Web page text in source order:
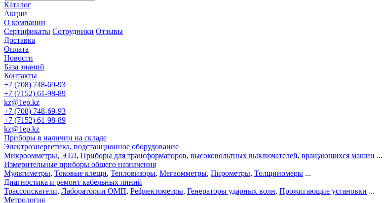
Каталог
Акции
О компании
Сертификаты Сотрудники Отзывы
Доставка
Оплата
Новости
База знаний
Контакты
+7 (708) 748-69-93
+7 (7152) 61-98-89
kz@1ep.kz
+7 (708) 748-69-93
+7 (7152) 61-98-89
kz@1ep.kz
Приборы в наличии на складе
Электроэнергетика, подстанционное оборудование
Микроомметры, ЭТЛ, Приборы для трансформаторов, высоковольтных выключателей, вращающихся машин ...
Измерительные приборы общего назначения
Мультиметры, Токовые клещи, Тепловизоры, Мегаомметры, Пирометры, Толщиномеры ...
Диагностика и ремонт кабельных линий
Трассоискатели, Лаборатории ОМП, Рефлектометры, Генераторы ударных волн, Прожигающие установки ...
Метрология